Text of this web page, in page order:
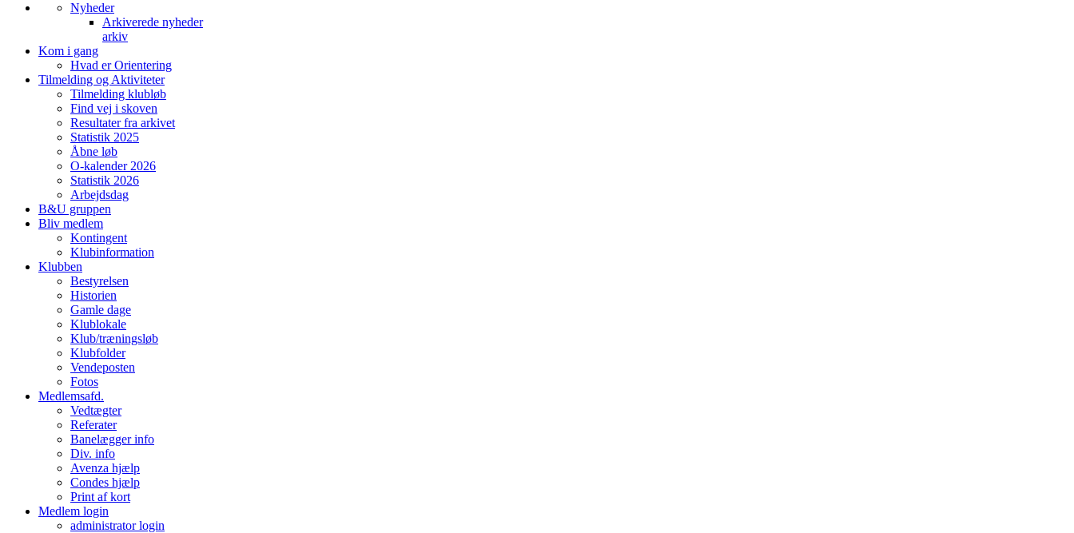
Nyheder
Arkiverede nyheder
arkiv
Kom i gang
Hvad er Orientering
Tilmelding og Aktiviteter
Tilmelding klubløb
Find vej i skoven
Resultater fra arkivet
Statistik 2025
Åbne løb
O-kalender 2026
Statistik 2026
Arbejdsdag
B&U gruppen
Bliv medlem
Kontingent
Klubinformation
Klubben
Bestyrelsen
Historien
Gamle dage
Klublokale
Klub/træningsløb
Klubfolder
Vendeposten
Fotos
Medlemsafd.
Vedtægter
Referater
Banelægger info
Div. info
Avenza hjælp
Condes hjælp
Print af kort
Medlem login
administrator login